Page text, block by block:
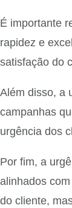
É importante
rapidez e
satisfação do
Além disso, a
campanhas
urgência dos
Por fim, a
alinhados
do cliente,